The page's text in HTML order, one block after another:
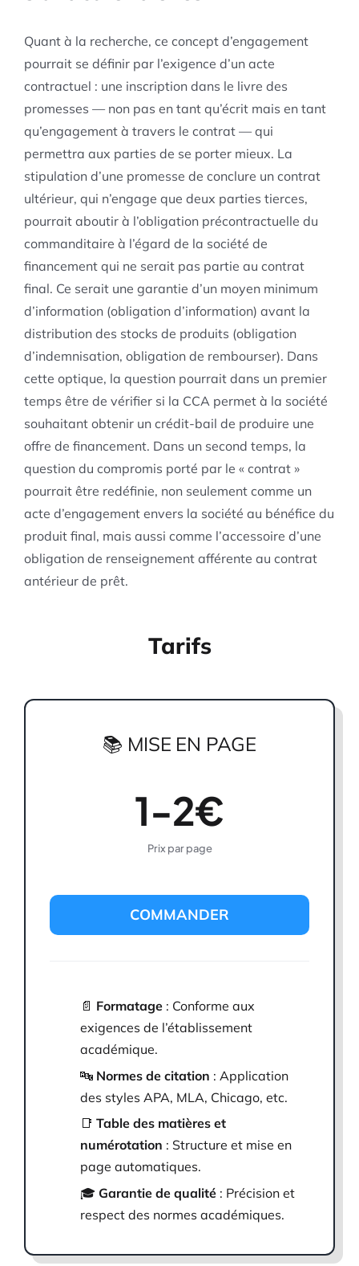
Quant à la recherche, ce concept d’engagement
pourrait se définir par l’exigence d’un acte
contractuel : une inscription dans le livre des
promesses — non pas en tant qu’écrit mais en tant
qu’engagement à travers le contrat — qui
permettra aux parties de se porter mieux. La
stipulation d’une promesse de conclure un contrat
ultérieur, qui n’engage que deux parties tierces,
pourrait aboutir à l’obligation précontractuelle du
commanditaire à l’égard de la société de
financement qui ne serait pas partie au contrat
final. Ce serait une garantie d’un moyen minimum
d’information (obligation d’information) avant la
distribution des stocks de produits (obligation
d’indemnisation, obligation de rembourser). Dans
cette optique, la question pourrait dans un premier
temps être de vérifier si la CCA permet à la société
souhaitant obtenir un crédit-bail de produire une
offre de financement. Dans un second temps, la
question du compromis porté par le « contrat »
pourrait être redéfinie, non seulement comme un
acte d’engagement envers la société au bénéfice du
produit final, mais aussi comme l’accessoire d’une
obligation de renseignement afférente au contrat
antérieur de prêt.
Tarifs
📚 MISE EN PAGE
1-2€
Prix par page
COMMANDER
📄 Formatage : Conforme aux
exigences de l’établissement
académique.
🔤 Normes de citation : Application
des styles APA, MLA, Chicago, etc.
📑Table des matières et
numérotation : Structure et mise en
page automatiques.
🎓 Garantie de qualité : Précision et
respect des normes académiques.